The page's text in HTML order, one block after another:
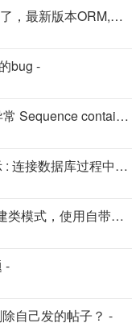
[SqlSugar] update Set内容没了，最新版本ORM,数据库Mysql8.4.5 -
bug -
[SqlSugar] Updateable() 报异常 Sequence contains no elements -
[SqlSugar] 传异常：中文提示 : 连接数据库过程中发生错误，检查服务器是否正常连接字符串是否正确，错误信息 -
[SqlSugar] WebFirst 1.5.7表建类模式，使用自带的方案， 一键生成会将同一个数据库实例中其他数据库的表也生成实体和业务 -
-
自己发的帖子？ -